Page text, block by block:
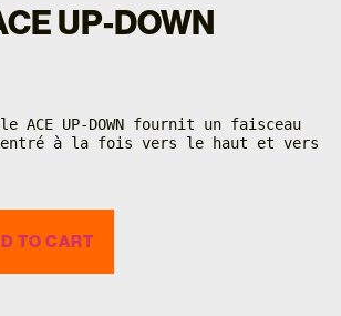
UP-DOWN
ACE UP-DOWN fournit un faisceau
à la fois vers le haut et vers
TO CART